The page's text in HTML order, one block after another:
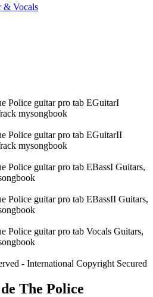
& Vocals
- International Copyright Secured
The Police